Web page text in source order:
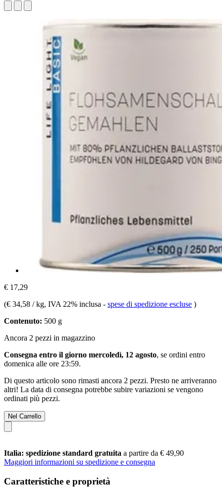
€ 17,29
(€ 34,58 / kg, IVA 22% inclusa - spese di spedizione escluse )
Contenuto: 500 g
Ancora 2 pezzi in magazzino
Consegna entro il giorno mercoledì, 12 agosto, se ordini entro
domenica alle ore 23:59.
Di questo articolo sono rimasti ancora 2 pezzi. Presto ne arriveranno
altri! La data di consegna potrebbe subire variazioni se vengono
ordinati più pezzi.
Nel Carrello
Italia: spedizione standard gratuita a partire da € 49,90
Maggiori informazioni su spedizione e consegna
Caratteristiche e proprietà